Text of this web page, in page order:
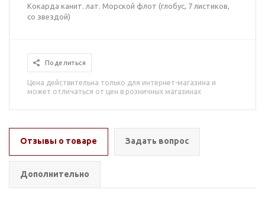
Кокарда канит. лат. Морской флот (глобус, 7 листиков,
со звездой)
Поделиться
Цена действительна только для интернет-магазина и
может отличаться от цен в розничных магазинах
Отзывы о товаре Задать вопрос
Дополнительно